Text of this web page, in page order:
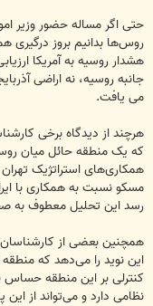
حتی اگر مساله حضور وزیر
روس‌ها بدانیم بروز درگیری
هشدار روسیه به آمریکا
جانبه روسیه، نه اراضی
می یافت.
هرچند از دیدگاه برخی
که یک منطقه حائل میان
همکاری‌های استراتژیک
مسکو نسبت به همکاری با
رسد این تحلیل معطوف به
همچنین بعضی از
این نوید را می‌دهد که
کنترلی بر این منطقه حساس
نظامی ‌دارد و می‌تواند از این